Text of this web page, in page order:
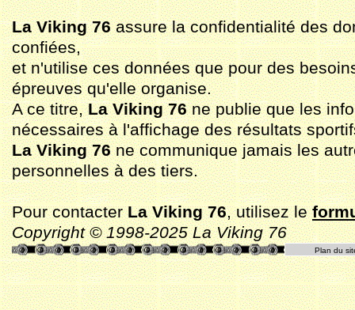
La Viking 76assure la confidentialité des
confiées,
et n'utilise ces données que pour des
épreuves qu'elle organise.
A ce titre,La Viking 76ne publie que les
nécessaires à l'affichage des résultats
La Viking 76ne communique jamais les
personnelles à des tiers.
Pour contacterLa Viking 76, utilisez le
Copyright © 1998-2025 La Viking 76
Plan du